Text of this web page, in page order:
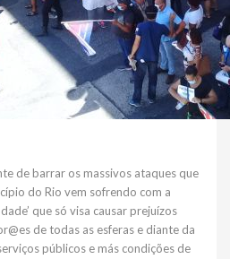
de barrar os massivos ataques que
do Rio vem sofrendo com a
que só visa causar prejuízos
de todas as esferas e diante da
públicos e más condições de